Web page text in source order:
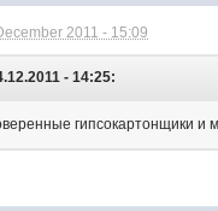
2011 - 15:09
- 14:25:
гипсокартонщики